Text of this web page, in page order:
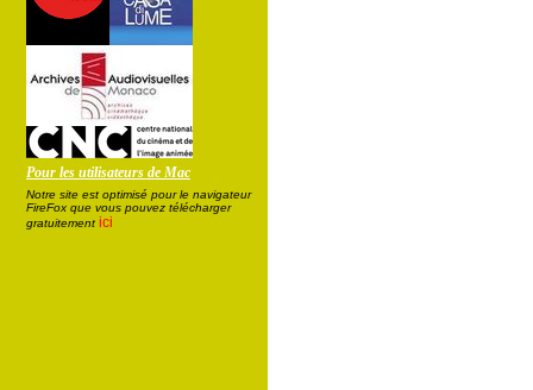
Pour les utilisateurs de Mac
Notre site est optimisé pour le navigateur
FireFox que vous pouvez télécharger
gratuitement ici